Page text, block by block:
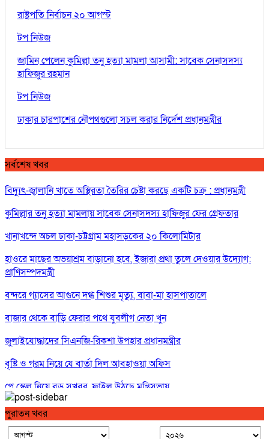
রাষ্ট্রপতি নির্বাচন ২০ আগস্ট
টপ নিউজ
জামিন পেলেন কুমিল্লা তনু হত্যা মামলা আসামী: সাবেক সেনাসদস্য
হাফিজুর রহমান
টপ নিউজ
ঢাকার চারপাশের নৌপথগুলো সচল করার নির্দেশ প্রধানমন্ত্রীর
সর্বশেষ খবর
বিদ্যুৎ-জ্বালানি খাতে অস্থিরতা তৈরির চেষ্টা করছে একটি চক্র : প্রধানমন্ত্রী
কুমিল্লার তনু হত্যা মামলায় সাবেক সেনাসদস্য হাফিজুর ফের গ্রেফতার
খানাখন্দে অচল ঢাকা-চট্টগ্রাম মহাসড়কের ২০ কিলোমিটার
হাওরে মাছের অভয়াশ্রম বাড়ানো হবে, ইজারা প্রথা তুলে দেওয়ার উদ্যোগ:
প্রাণিসম্পদমন্ত্রী
বন্দরে গ্যাসের আগুনে দগ্ধ শিশুর মৃত্যু, বাবা-মা হাসপাতালে
বাজার থেকে বাড়ি ফেরার পথে যুবলীগ নেতা খুন
জুলাইযোদ্ধাদের সিএনজি-রিকশা উপহার প্রধানমন্ত্রীর
বৃষ্টি ও গরম নিয়ে যে বার্তা দিল আবহাওয়া অফিস
পে স্কেল নিয়ে বড় সুখবর, ফাইল উঠছে মন্ত্রিসভায়
গণঅভ্যুত্থান ছিল ১৭ বছরের ধারাবাহিক আন্দোলনের ফসল : স্বরাষ্ট্রমন্ত্রী
পুরাতন খবর